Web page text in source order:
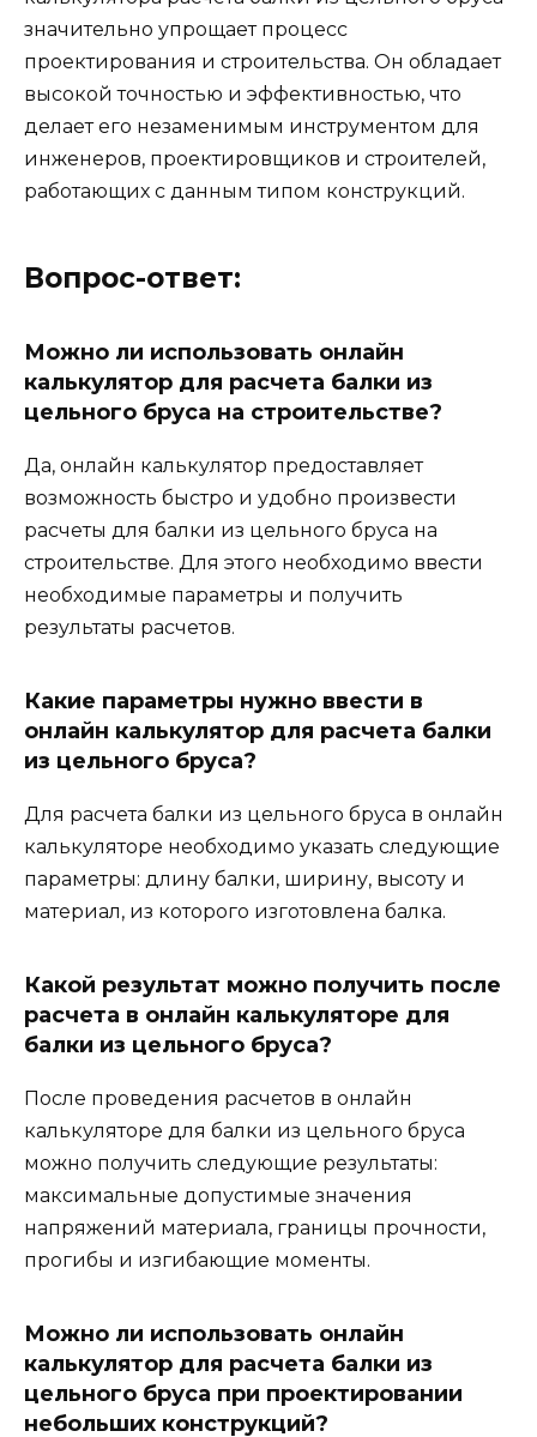
значительно упрощает процесс
проектирования и строительства. Он обладает
высокой точностью и эффективностью, что
делает его незаменимым инструментом для
инженеров, проектировщиков и строителей,
работающих с данным типом конструкций.
Вопрос-ответ:
Можно ли использовать онлайн
калькулятор для расчета балки из
цельного бруса на строительстве?
Да, онлайн калькулятор предоставляет
возможность быстро и удобно произвести
расчеты для балки из цельного бруса на
строительстве. Для этого необходимо ввести
необходимые параметры и получить
результаты расчетов.
Какие параметры нужно ввести в
онлайн калькулятор для расчета балки
из цельного бруса?
Для расчета балки из цельного бруса в онлайн
калькуляторе необходимо указать следующие
параметры: длину балки, ширину, высоту и
материал, из которого изготовлена балка.
Какой результат можно получить после
расчета в онлайн калькуляторе для
балки из цельного бруса?
После проведения расчетов в онлайн
калькуляторе для балки из цельного бруса
можно получить следующие результаты:
максимальные допустимые значения
напряжений материала, границы прочности,
прогибы и изгибающие моменты.
Можно ли использовать онлайн
калькулятор для расчета балки из
цельного бруса при проектировании
небольших конструкций?